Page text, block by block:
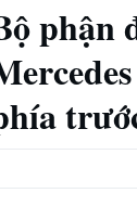
phận